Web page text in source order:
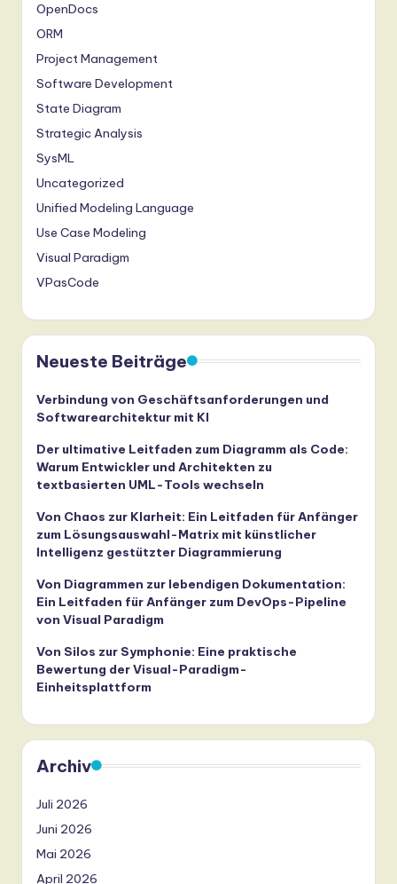
OpenDocs
ORM
Project Management
Software Development
State Diagram
Strategic Analysis
SysML
Uncategorized
Unified Modeling Language
Use Case Modeling
Visual Paradigm
VPasCode
Neueste Beiträge
Verbindung von Geschäftsanforderungen und
Softwarearchitektur mit KI
Der ultimative Leitfaden zum Diagramm als Code:
Warum Entwickler und Architekten zu
textbasierten UML-Tools wechseln
Von Chaos zur Klarheit: Ein Leitfaden für Anfänger
zum Lösungsauswahl-Matrix mit künstlicher
Intelligenz gestützter Diagrammierung
Von Diagrammen zur lebendigen Dokumentation:
Ein Leitfaden für Anfänger zum DevOps-Pipeline
von Visual Paradigm
Von Silos zur Symphonie: Eine praktische
Bewertung der Visual-Paradigm-
Einheitsplattform
Archiv
Juli 2026
Juni 2026
Mai 2026
April 2026